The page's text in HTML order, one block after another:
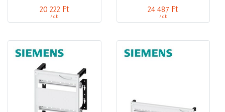
20 222 Ft
/ db
24 487 Ft
/ db